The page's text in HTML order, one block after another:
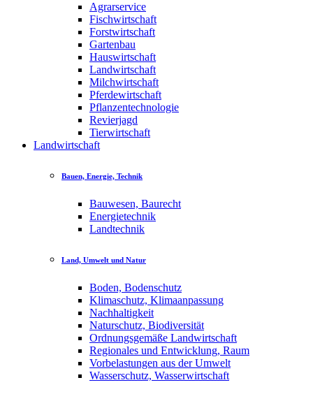
Agrarservice
Fischwirtschaft
Forstwirtschaft
Gartenbau
Hauswirtschaft
Landwirtschaft
Milchwirtschaft
Pferdewirtschaft
Pflanzentechnologie
Revierjagd
Tierwirtschaft
Landwirtschaft
Bauen, Energie, Technik
Bauwesen, Baurecht
Energietechnik
Landtechnik
Land, Umwelt und Natur
Boden, Bodenschutz
Klimaschutz, Klimaanpassung
Nachhaltigkeit
Naturschutz, Biodiversität
Ordnungsgemäße Landwirtschaft
Regionales und Entwicklung, Raum
Vorbelastungen aus der Umwelt
Wasserschutz, Wasserwirtschaft